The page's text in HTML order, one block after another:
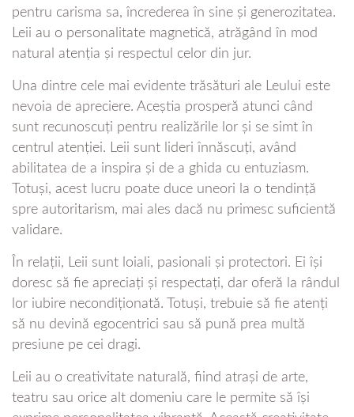
pentru carisma sa, încrederea în sine și generozitatea.
Leii au o personalitate magnetică, atrăgând în mod
natural atenția și respectul celor din jur.
Una dintre cele mai evidente trăsături ale Leului este
nevoia de apreciere. Aceștia prosperă atunci când
sunt recunoscuți pentru realizările lor și se simt în
centrul atenției. Leii sunt lideri înnăscuți, având
abilitatea de a inspira și de a ghida cu entuziasm.
Totuși, acest lucru poate duce uneori la o tendință
spre autoritarism, mai ales dacă nu primesc suficientă
validare.
În relații, Leii sunt loiali, pasionali și protectori. Ei își
doresc să fie apreciați și respectați, dar oferă la rândul
lor iubire necondiționată. Totuși, trebuie să fie atenți
să nu devină egocentrici sau să pună prea multă
presiune pe cei dragi.
Leii au o creativitate naturală, fiind atrași de arte,
teatru sau orice alt domeniu care le permite să își